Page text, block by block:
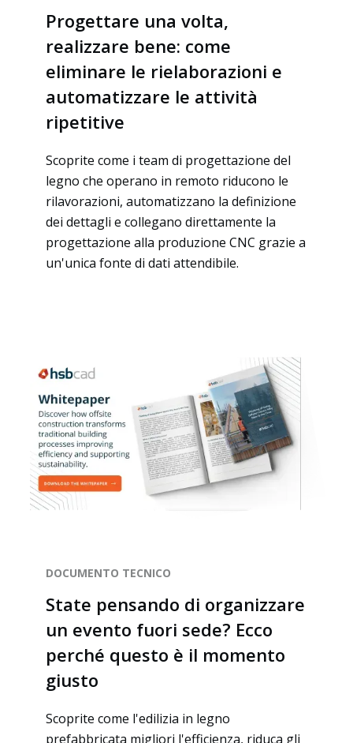
Sostenibilità 🌿
Progettare una volta,
realizzare bene: come
eliminare le rielaborazioni e
automatizzare le attività
ripetitive
Scoprite come i team di progettazione del
legno che operano in remoto riducono le
rilavorazioni, automatizzano la definizione
dei dettagli e collegano direttamente la
progettazione alla produzione CNC grazie a
un'unica fonte di dati attendibile.
DOCUMENTO TECNICO
State pensando di organizzare
un evento fuori sede? Ecco
perché questo è il momento
giusto
Scoprite come l'edilizia in legno
prefabbricata migliori l'efficienza, riduca gli